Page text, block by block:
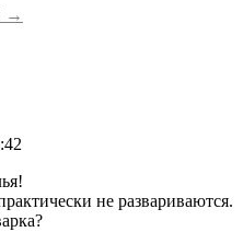
→
не развариваются.